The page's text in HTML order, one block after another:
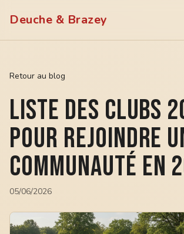
Deuche & Brazey
Retour au blog
Liste des clubs
pour rejoindre
communauté en
05/06/2026